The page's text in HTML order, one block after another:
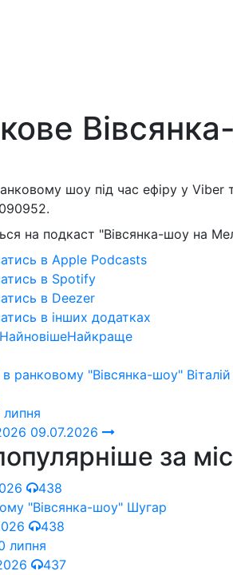
шоу під час ефіру у
на подкаст "Вівсянка-шоу на
в Apple Podcasts
в Spotify
в Deezer
в інших додатках
НайновішеНайкраще
в ранковому "Вівсянка-шоу"
липня
09.07.2026
за
438
"Вівсянка-шоу" Шугар
438
липня
437